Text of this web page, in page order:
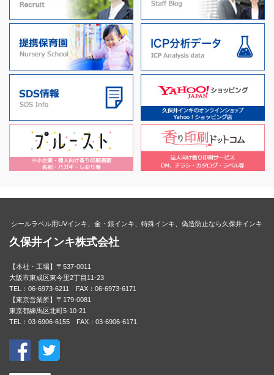
シールラベル用UVインキ、金・銀インキ、特殊インキ、偽造防止なら久保井インキ
久保井インキ株式会社
【本社・工場】〒537-0011
大阪市東成区東今里2丁目11-23
TEL：06-6973-6211 FAX：06-6973-6171
【東京営業所】〒179-0081
東京都練馬区北町5-10-21
TEL：03-6906-6155 FAX：03-6906-6171